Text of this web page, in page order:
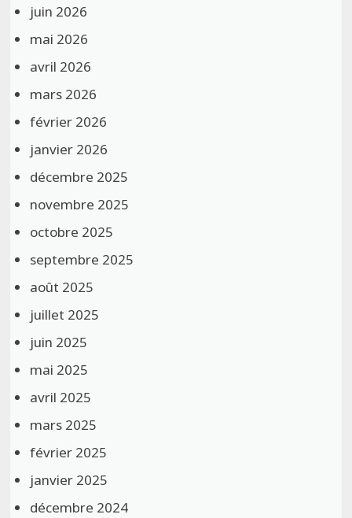
juin 2026
mai 2026
avril 2026
mars 2026
février 2026
janvier 2026
décembre 2025
novembre 2025
octobre 2025
septembre 2025
août 2025
juillet 2025
juin 2025
mai 2025
avril 2025
mars 2025
février 2025
janvier 2025
décembre 2024